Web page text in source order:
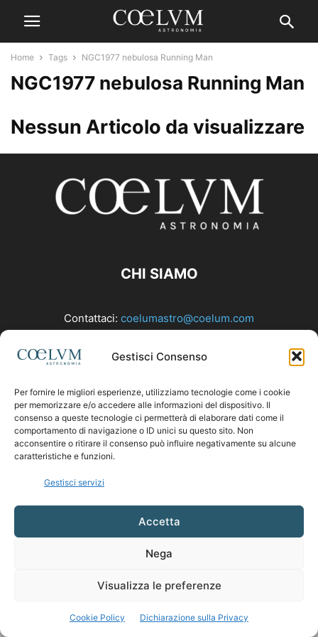
Gestisci Consenso
Per fornire le migliori esperienze, utilizziamo tecnologie come i cookie
per memorizzare e/o accedere alle informazioni del dispositivo. Il
consenso a queste tecnologie ci permetterà di elaborare dati come il
comportamento di navigazione o ID unici su questo sito. Non
acconsentire o ritirare il consenso può influire negativamente su alcune
caratteristiche e funzioni.
Gestisci servizi
Accetta
Nega
Visualizza le preferenze
Cookie Policy Dichiarazione sulla Privacy
Home Tags NGC1977 nebulosa Running Man
NGC1977 nebulosa Running Man
Nessun Articolo da visualizzare
CHI SIAMO
Contattaci: coelumastro@coelum.com
SEGUICI